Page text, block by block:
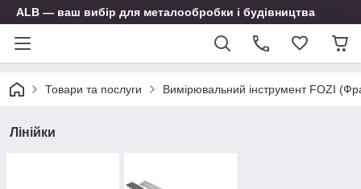
ALB — ваш вибір для металообробки і будівництва
Товари та послуги Вимірювальний інструмент FOZI
Лінійки